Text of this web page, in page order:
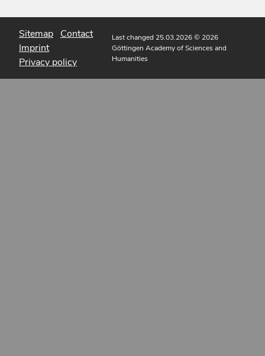
Sitemap Contact
Imprint
Privacy policy
Last changed 25.03.2026© 2026
Göttingen Academy of Sciences and
Humanities